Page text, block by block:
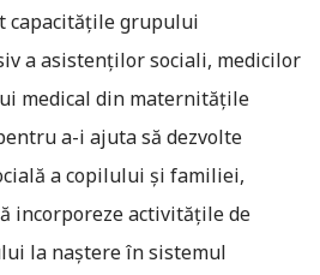
capacităţile grupului
a asistenţilor sociali, medicilor
medical din maternităţile
a-i ajuta să dezvolte
a copilului şi familiei,
incorporeze activităţile de
la naştere în sistemul